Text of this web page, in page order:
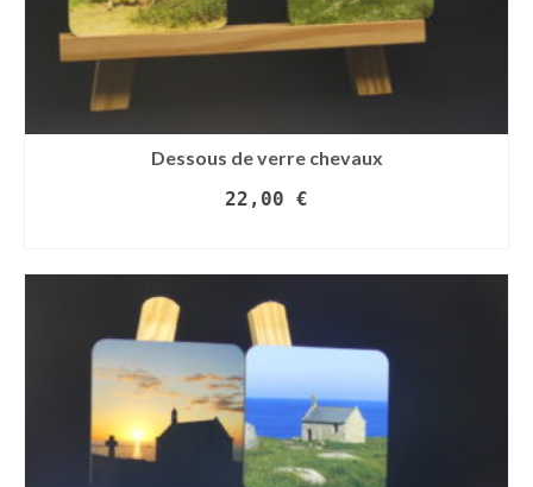
Dessous de verre chevaux
22,00 €